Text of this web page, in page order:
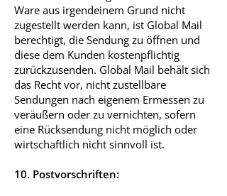
Ware aus irgendeinem Grund nicht
zugestellt werden kann, ist Global Mail
berechtigt, die Sendung zu öffnen und
diese dem Kunden kostenpflichtig
zurückzusenden. Global Mail behält sich
das Recht vor, nicht zustellbare
Sendungen nach eigenem Ermessen zu
veräußern oder zu vernichten, sofern
eine Rücksendung nicht möglich oder
wirtschaftlich nicht sinnvoll ist.
10. Postvorschriften: